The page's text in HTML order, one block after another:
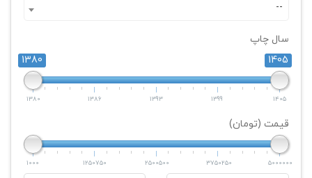
--
سال چاپ
1380
1405
1380 1386 1393 1399 1405
قیمت (تومان)
1000 1250750 2500500 3750250 5000000